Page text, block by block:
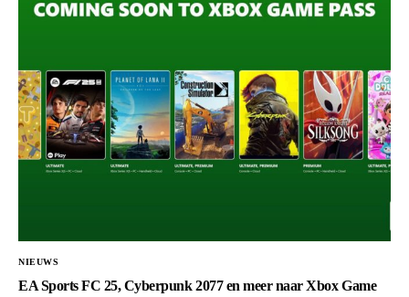
NIEUWS
EA Sports FC 25, Cyberpunk 2077 en meer naar Xbox Game